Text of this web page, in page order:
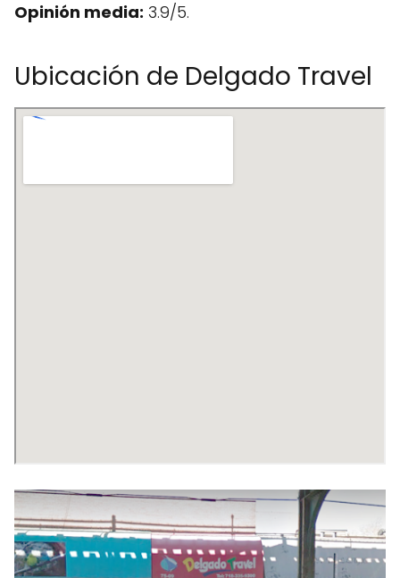
Opinión media: 3.9/5.
Ubicación de Delgado Travel